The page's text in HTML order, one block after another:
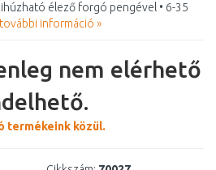
élező forgó pengével • 6-35
további információ »
nem elérhető
termékeink közül.